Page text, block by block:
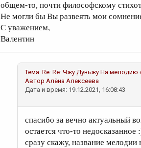
общем-то, почти философскому
Не могли бы Вы развеять мои
С уважением,
Валентин
Тема: Re: Re: Чжу Дуньжу На мелодию
Автор Алёна Алексеева
Дата и время: 19.12.2021, 16:08:43
спасибо за вечно актуальный
остается что-то недосказанное
сразу скажу, название